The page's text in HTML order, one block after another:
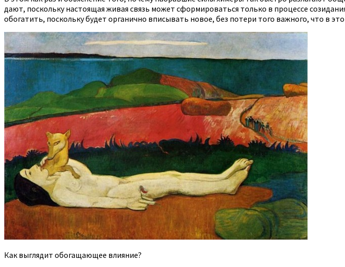
дают, поскольку настоящая живая связь может сформироваться только в процессе
обогатить, поскольку будет органично вписывать новое, без потери того важного, что в
Как выглядит обогащающее влияние?